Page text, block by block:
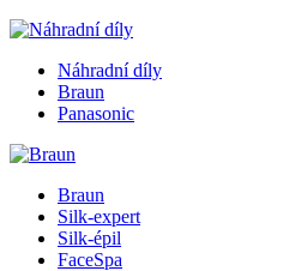
Náhradní díly
Braun
Panasonic
Braun
Silk-expert
Silk-épil
FaceSpa